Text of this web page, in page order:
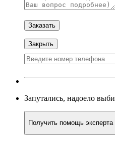
Заказать
Закрыть
Запутались, надоело
Получить помощь эксперта